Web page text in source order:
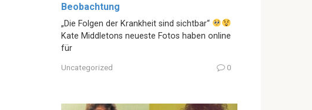
Beobachtung
„Die Folgen der Krankheit sind sichtbar“
Kate Middletons neueste Fotos haben online
für
Uncategorized 0